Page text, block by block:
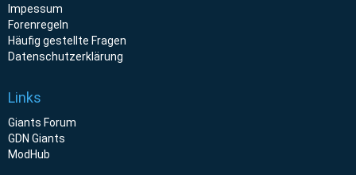
Impessum
Forenregeln
Häufig gestellte Fragen
Datenschutzerklärung
Links
Giants Forum
GDN Giants
ModHub